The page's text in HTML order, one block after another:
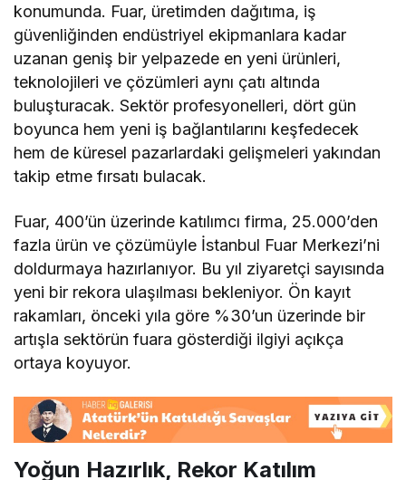
konumunda. Fuar, üretimden dağıtıma, iş
güvenliğinden endüstriyel ekipmanlara kadar
uzanan geniş bir yelpazede en yeni ürünleri,
teknolojileri ve çözümleri aynı çatı altında
buluşturacak. Sektör profesyonelleri, dört gün
boyunca hem yeni iş bağlantılarını keşfedecek
hem de küresel pazarlardaki gelişmeleri yakından
takip etme fırsatı bulacak.
Fuar, 400’ün üzerinde katılımcı firma, 25.000’den
fazla ürün ve çözümüyle İstanbul Fuar Merkezi’ni
doldurmaya hazırlanıyor. Bu yıl ziyaretçi sayısında
yeni bir rekora ulaşılması bekleniyor. Ön kayıt
rakamları, önceki yıla göre %30’un üzerinde bir
artışla sektörün fuara gösterdiği ilgiyi açıkça
ortaya koyuyor.
Yoğun Hazırlık, Rekor Katılım